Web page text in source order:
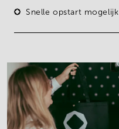
Snelle opstart mogelijk